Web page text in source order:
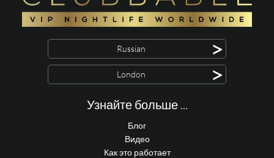
Russian >
London >
Узнайте больше ...
Блог
Видео
Как это работает